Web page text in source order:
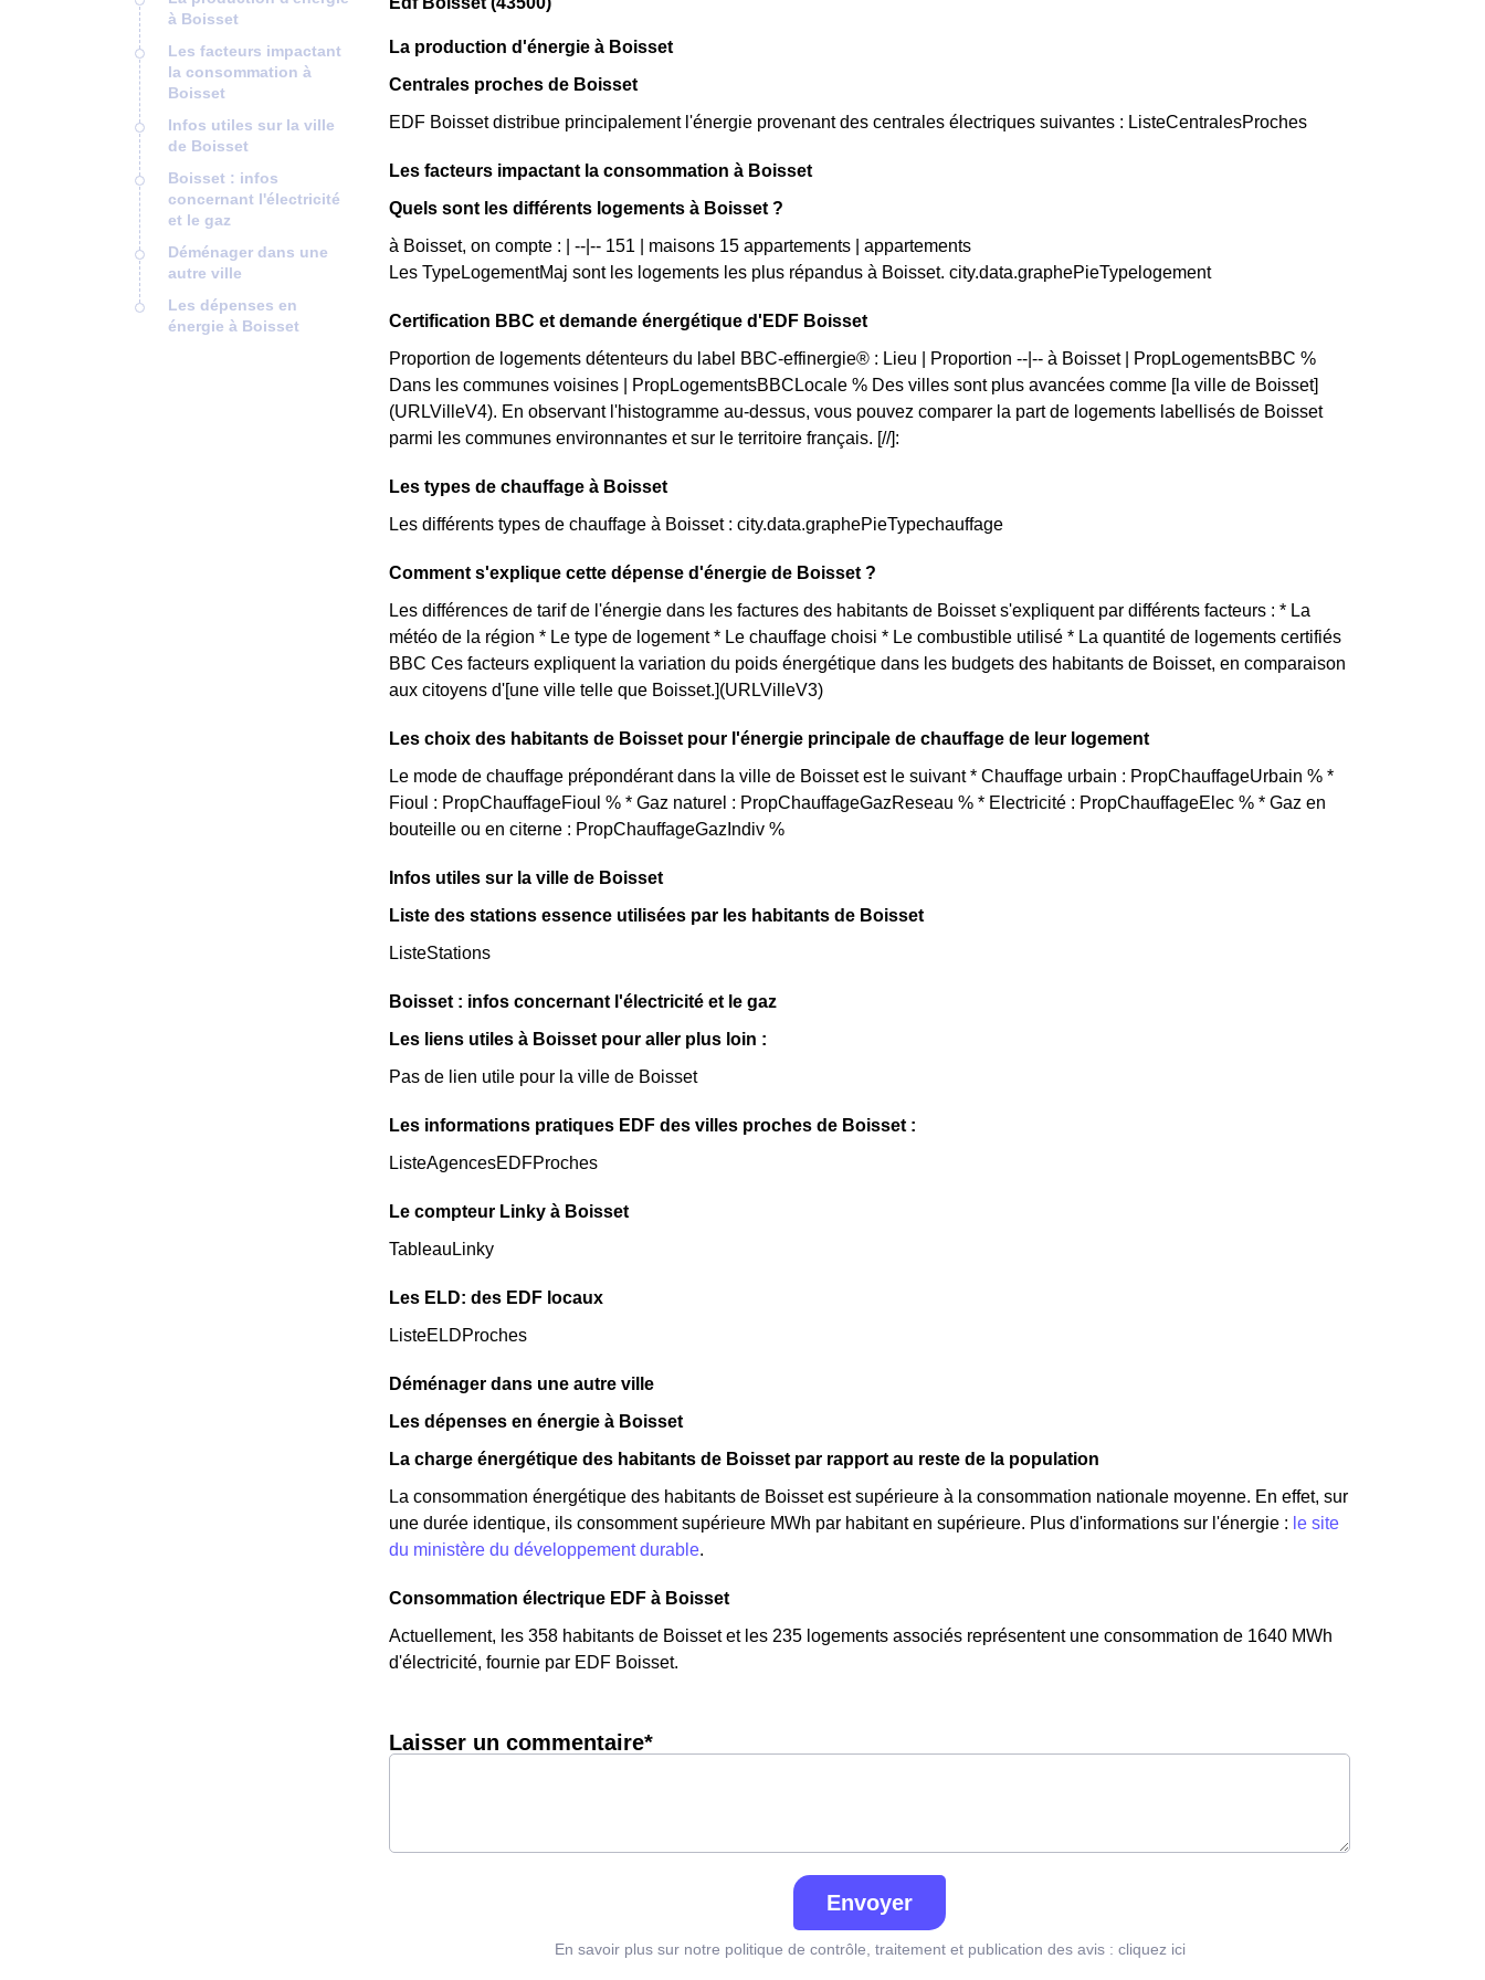
à Boisset
Les facteurs impactant
la consommation à
Boisset
Infos utiles sur la ville
de Boisset
Boisset : infos
concernant l'électricité
et le gaz
Déménager dans une
autre ville
Les dépenses en
énergie à Boisset
La production d'énergie à Boisset
Centrales proches de Boisset
EDF Boisset distribue principalement l'énergie provenant des centrales électriques suivantes : ListeCentralesProches
Les facteurs impactant la consommation à Boisset
Quels sont les différents logements à Boisset ?
à Boisset, on compte : | --|-- 151 | maisons 15 appartements | appartements
Les TypeLogementMaj sont les logements les plus répandus à Boisset. city.data.graphePieTypelogement
Certification BBC et demande énergétique d'EDF Boisset
Proportion de logements détenteurs du label BBC-effinergie® : Lieu | Proportion --|-- à Boisset | PropLogementsBBC %
Dans les communes voisines | PropLogementsBBCLocale % Des villes sont plus avancées comme [la ville de Boisset]
(URLVilleV4). En observant l'histogramme au-dessus, vous pouvez comparer la part de logements labellisés de Boisset
parmi les communes environnantes et sur le territoire français. [//]:
Les types de chauffage à Boisset
Les différents types de chauffage à Boisset : city.data.graphePieTypechauffage
Comment s'explique cette dépense d'énergie de Boisset ?
Les différences de tarif de l'énergie dans les factures des habitants de Boisset s'expliquent par différents facteurs : * La
météo de la région * Le type de logement * Le chauffage choisi * Le combustible utilisé * La quantité de logements certifiés
BBC Ces facteurs expliquent la variation du poids énergétique dans les budgets des habitants de Boisset, en comparaison
aux citoyens d'[une ville telle que Boisset.](URLVilleV3)
Les choix des habitants de Boisset pour l'énergie principale de chauffage de leur logement
Le mode de chauffage prépondérant dans la ville de Boisset est le suivant * Chauffage urbain : PropChauffageUrbain % *
Fioul : PropChauffageFioul % * Gaz naturel : PropChauffageGazReseau % * Electricité : PropChauffageElec % * Gaz en
bouteille ou en citerne : PropChauffageGazIndiv %
Infos utiles sur la ville de Boisset
Liste des stations essence utilisées par les habitants de Boisset
ListeStations
Boisset : infos concernant l'électricité et le gaz
Les liens utiles à Boisset pour aller plus loin :
Pas de lien utile pour la ville de Boisset
Les informations pratiques EDF des villes proches de Boisset :
ListeAgencesEDFProches
Le compteur Linky à Boisset
TableauLinky
Les ELD: des EDF locaux
ListeELDProches
Déménager dans une autre ville
Les dépenses en énergie à Boisset
La charge énergétique des habitants de Boisset par rapport au reste de la population
La consommation énergétique des habitants de Boisset est supérieure à la consommation nationale moyenne. En effet, sur
une durée identique, ils consomment supérieure MWh par habitant en supérieure. Plus d'informations sur l'énergie : le site
du ministère du développement durable.
Consommation électrique EDF à Boisset
Actuellement, les 358 habitants de Boisset et les 235 logements associés représentent une consommation de 1640 MWh
d'électricité, fournie par EDF Boisset.
Laisser un commentaire*
Envoyer
En savoir plus sur notre politique de contrôle, traitement et publication des avis : cliquez ici